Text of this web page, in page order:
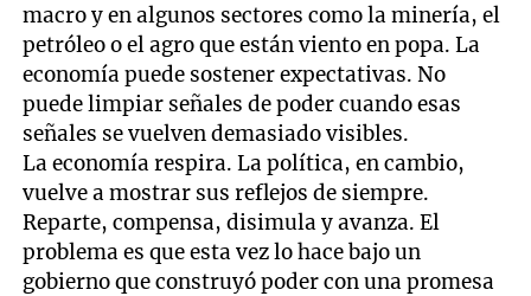
macro y en algunos sectores como la minería, el
petróleo o el agro que están viento en popa. La
economía puede sostener expectativas. No
puede limpiar señales de poder cuando esas
señales se vuelven demasiado visibles.
La economía respira. La política, en cambio,
vuelve a mostrar sus reflejos de siempre.
Reparte, compensa, disimula y avanza. El
problema es que esta vez lo hace bajo un
gobierno que construyó poder con una promesa